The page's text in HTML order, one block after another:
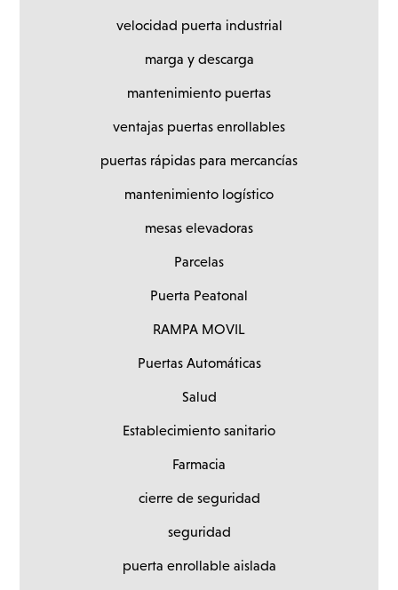
velocidad puerta industrial
marga y descarga
mantenimiento puertas
ventajas puertas enrollables
puertas rápidas para mercancías
mantenimiento logístico
mesas elevadoras
Parcelas
Puerta Peatonal
RAMPA MOVIL
Puertas Automáticas
Salud
Establecimiento sanitario
Farmacia
cierre de seguridad
seguridad
puerta enrollable aislada